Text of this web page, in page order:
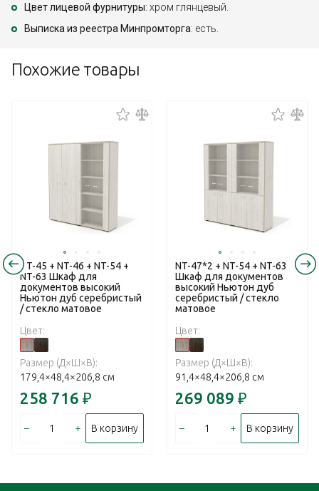
Цвет лицевой фурнитуры: хром глянцевый.
Выписка из реестра Минпромторга: есть.
Похожие товары
NT-45 + NT-46 + NT-54 +
NT-63 Шкаф для
документов высокий
Ньютон дуб серебристый
/ стекло матовое
Цвет:
Размер (Д×Ш×В):
179,4×48,4×206,8 см
258 716 ₽
– + В корзину
NT-47*2 + NT-54 + NT-63
Шкаф для документов
высокий Ньютон дуб
серебристый / стекло
матовое
Цвет:
Размер (Д×Ш×В):
91,4×48,4×206,8 см
269 089 ₽
– + В корзину